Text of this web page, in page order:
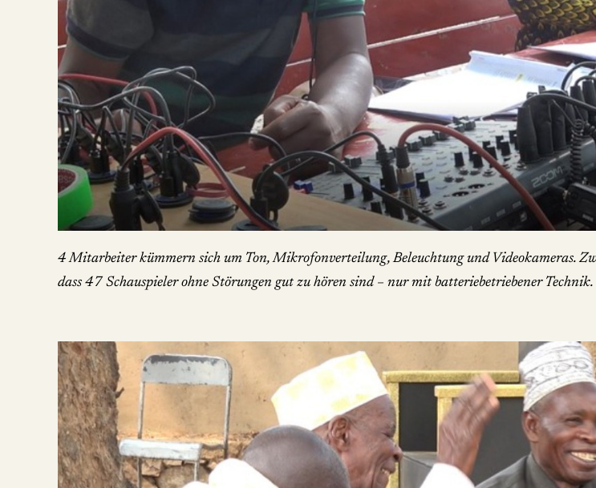
4 Mitarbeiter kümmern sich um Ton, Mikrofonverteilung, Beleuchtung und Videokameras.
dass 47 Schauspieler ohne Störungen gut zu hören sind – nur mit batteriebetriebener Technik.